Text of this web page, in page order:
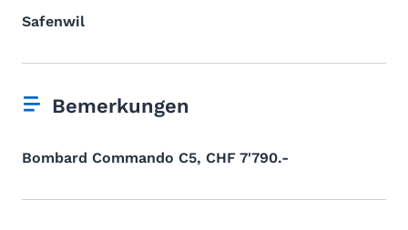
Safenwil
Bemerkungen
Bombard Commando C5, CHF 7'790.-